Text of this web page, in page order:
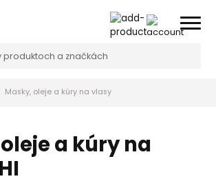
Masky, oleje a kúry na vlasy
a kúry na